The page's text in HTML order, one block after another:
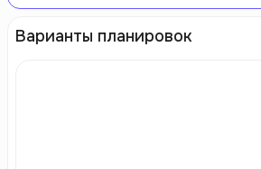
Варианты планировок